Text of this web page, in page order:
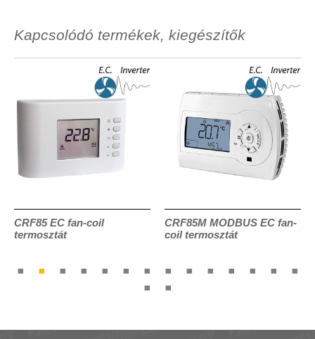
Kapcsolódó termékek, kiegészítők
CRF85 EC fan-coil
termosztát
CRF85M MODBUS EC fan-
coil termosztát